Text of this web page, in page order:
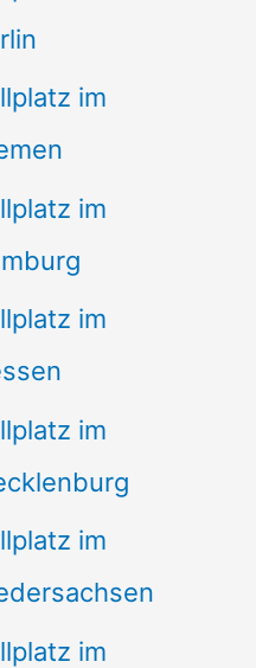
im
im
im
im
im
im